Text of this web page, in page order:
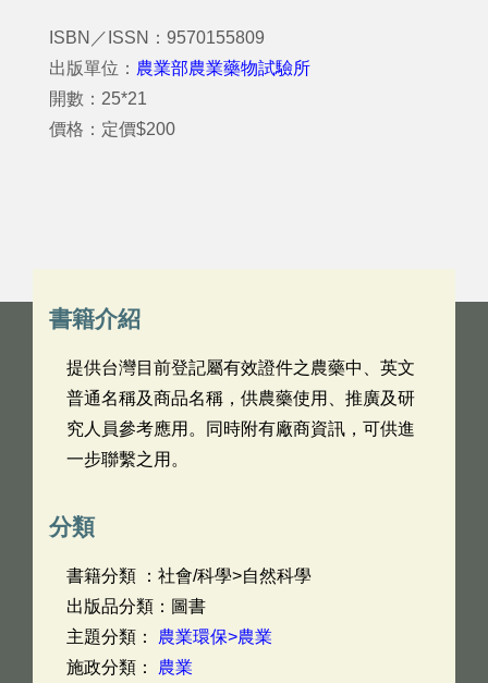
ISBN／ISSN：9570155809
出版單位： 農業部農業藥物試驗所
開數：25*21
價格：定價$200
書籍介紹
提供台灣目前登記屬有效證件之農藥中、英文
普通名稱及商品名稱，供農藥使用、推廣及研
究人員參考應用。同時附有廠商資訊，可供進
一步聯繫之用。
分類
書籍分類 ：社會/科學>自然科學
出版品分類：圖書
主題分類： 農業環保>農業
施政分類： 農業